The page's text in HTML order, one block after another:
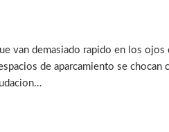
van demasiado rapido en los
de aparcamiento se chocan